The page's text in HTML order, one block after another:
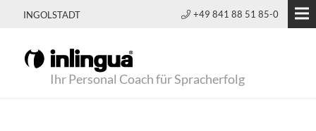
INGOLSTADT +49 841 88 51 85-0
Ihr Personal Coach für Spracherfolg